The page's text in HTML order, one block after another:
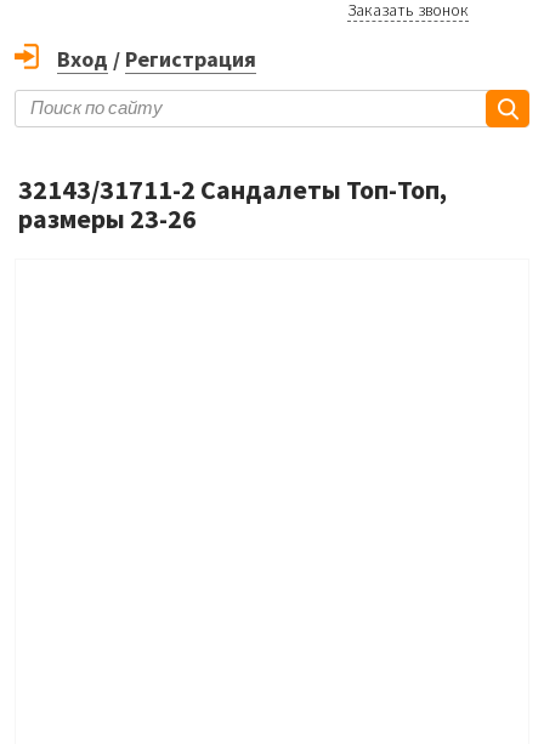
Заказать звонок
Вход / Регистрация
32143/31711-2 Сандалеты Топ-Топ,
размеры 23-26